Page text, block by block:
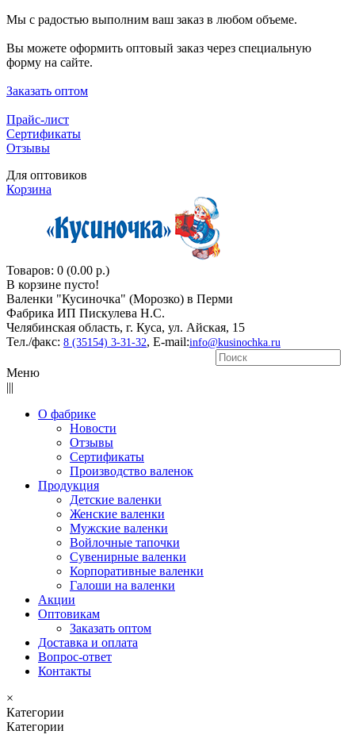
Мы с радостью выполним ваш заказ в любом объеме.
Вы можете оформить оптовый заказ через специальную
форму на сайте.
Заказать оптом
Прайс-лист
Сертификаты
Отзывы
Для оптовиков
Корзина
Товаров: 0 (0.00 р.)
В корзине пусто!
Валенки "Кусиночкa" (Морозко) в Перми
Фабрика ИП Пискулева Н.С.
Челябинская область, г. Куса, ул. Айская, 15
Тел./факс: 8 (35154) 3-31-32, E-mail:info@kusinochka.ru
Меню
|||
О фабрике
Новости
Отзывы
Сертификаты
Производство валенок
Продукция
Детские валенки
Женские валенки
Мужские валенки
Войлочные тапочки
Сувенирные валенки
Корпоративные валенки
Галоши на валенки
Акции
Оптовикам
Заказать оптом
Доставка и оплата
Вопрос-ответ
Контакты
×
Категории
Категории